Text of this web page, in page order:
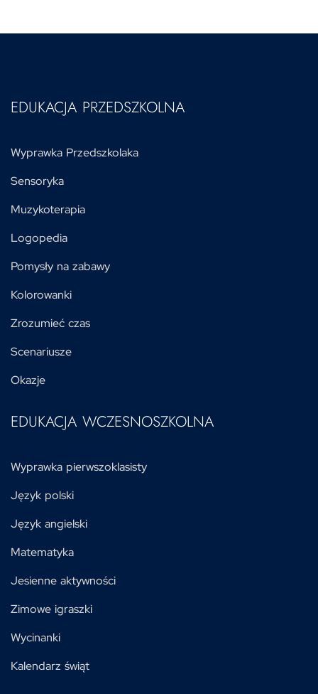
EDUKACJA PRZEDSZKOLNA
Wyprawka Przedszkolaka
Sensoryka
Muzykoterapia
Logopedia
Pomysły na zabawy
Kolorowanki
Zrozumieć czas
Scenariusze
Okazje
EDUKACJA WCZESNOSZKOLNA
Wyprawka pierwszoklasisty
Język polski
Język angielski
Matematyka
Jesienne aktywności
Zimowe igraszki
Wycinanki
Kalendarz świąt